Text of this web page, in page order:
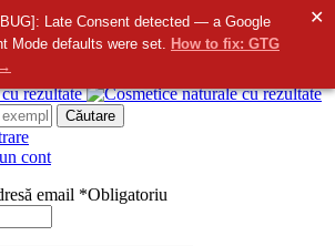
Late Consent detected — a Google
Mode defaults were set. How to fix: GTG
✕
aici pentru dvs. de la8:00do16:00
Căutare
cont
email *Obligatoriu